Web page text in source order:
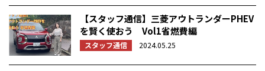
【スタッフ通信】三菱アウトランダーPHEV
を賢く使おう Vol1省燃費編
スタッフ通信 2024.05.25